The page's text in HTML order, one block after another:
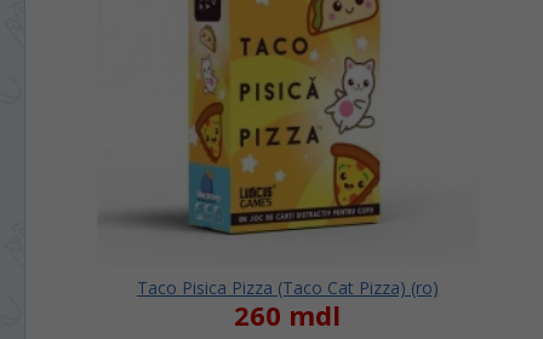
Taco Pisica Pizza (Taco Cat Pizza) (ro)
260 mdl